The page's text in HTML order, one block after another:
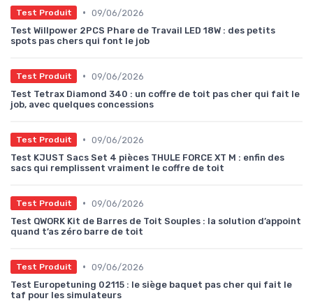
Test Produit • 09/06/2026
Test Willpower 2PCS Phare de Travail LED 18W : des petits
spots pas chers qui font le job
Test Produit • 09/06/2026
Test Tetrax Diamond 340 : un coffre de toit pas cher qui fait le
job, avec quelques concessions
Test Produit • 09/06/2026
Test KJUST Sacs Set 4 pièces THULE FORCE XT M : enfin des
sacs qui remplissent vraiment le coffre de toit
Test Produit • 09/06/2026
Test QWORK Kit de Barres de Toit Souples : la solution d’appoint
quand t’as zéro barre de toit
Test Produit • 09/06/2026
Test Europetuning 02115 : le siège baquet pas cher qui fait le
taf pour les simulateurs